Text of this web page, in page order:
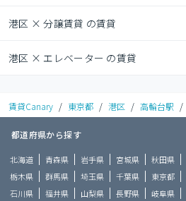
港区 × 分譲賃貸 の賃貸
港区 × エレベーター の賃貸
賃貸Canary / 東京都 / 港区 / 高輪台駅 /
都道府県から探す
北海道 青森県 岩手県 宮城県 秋田県
栃木県
群馬県 埼玉県 千葉県 東京都
石川県
福井県 山梨県 長野県 岐阜県